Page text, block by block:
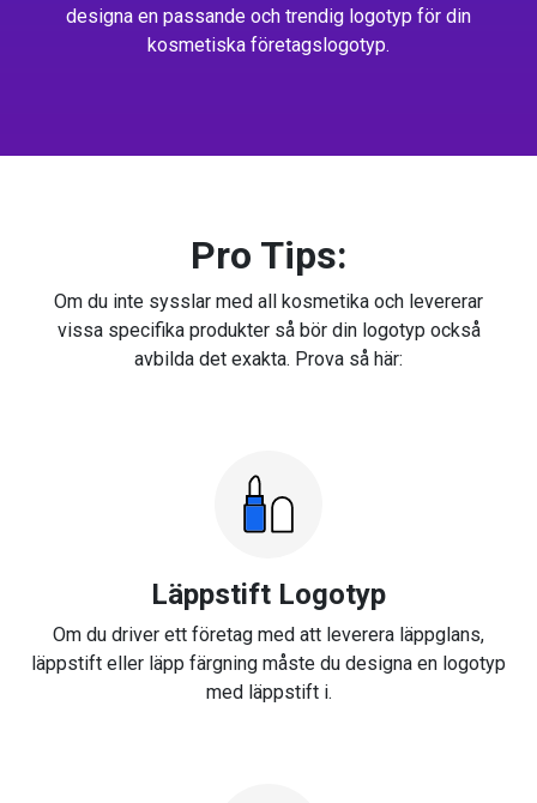
designa en passande och trendig logotyp för din
kosmetiska företagslogotyp.
Pro Tips:
Om du inte sysslar med all kosmetika och levererar
vissa specifika produkter så bör din logotyp också
avbilda det exakta. Prova så här:
Läppstift Logotyp
Om du driver ett företag med att leverera läppglans,
läppstift eller läpp färgning måste du designa en logotyp
med läppstift i.